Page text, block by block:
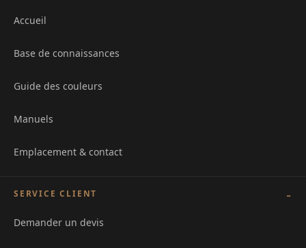
Accueil
Base de connaissances
Guide des couleurs
Manuels
Emplacement & contact
SERVICE CLIENT
Demander un devis